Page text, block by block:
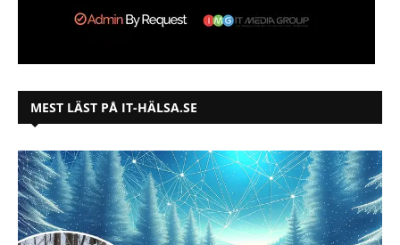
MEST LÄST PÅ IT-HÄLSA.SE